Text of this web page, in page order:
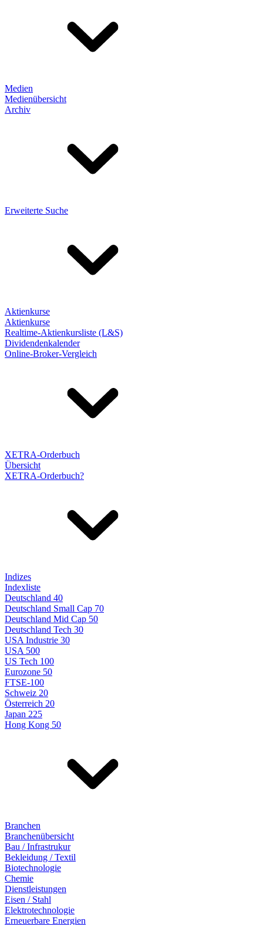
Medien
Medienübersicht
Archiv
Erweiterte Suche
Aktienkurse
Aktienkurse
Realtime-Aktienkursliste (L&S)
Dividendenkalender
Online-Broker-Vergleich
XETRA-Orderbuch
Übersicht
XETRA-Orderbuch?
Indizes
Indexliste
Deutschland 40
Deutschland Small Cap 70
Deutschland Mid Cap 50
Deutschland Tech 30
USA Industrie 30
USA 500
US Tech 100
Eurozone 50
FTSE-100
Schweiz 20
Österreich 20
Japan 225
Hong Kong 50
Branchen
Branchenübersicht
Bau / Infrastrukur
Bekleidung / Textil
Biotechnologie
Chemie
Dienstleistungen
Eisen / Stahl
Elektrotechnologie
Erneuerbare Energien